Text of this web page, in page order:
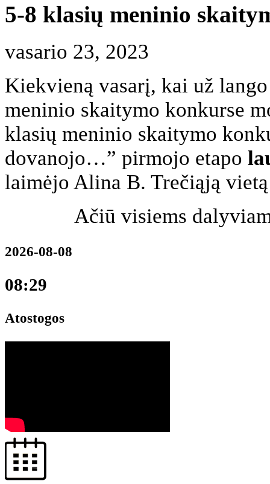
5-8 klasių meninio
vasario 23, 2023
Kiekvieną vasarį, kai už
meninio skaitymo konkurse
klasių meninio skaitymo
dovanojo…” pirmojo etapo
laimėjo Alina B. Trečiąją
Ačiū visiems
2026-08-08
08:29
Atostogos